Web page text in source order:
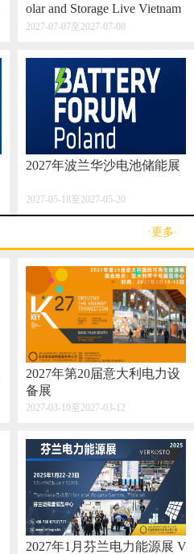
olar and Storage Live Vietnam
2027-07-07至2027-07-08
2027年波兰华沙电池储能展
2027-05-18至2027-05-20
·更多·
2027年第20届意大利电力设
备展
2027-03-10至2027-03-12
2027年1月芬兰电力能源展 V